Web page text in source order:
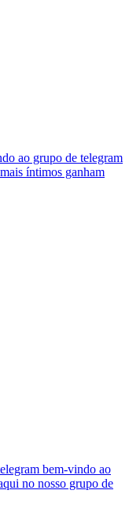
ao grupo de telegram
íntimos ganham
bem-vindo ao
no nosso grupo de